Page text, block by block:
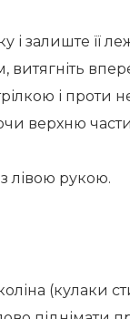
і залиште її
і проти
верхню
лівою рукою.
(кулаки